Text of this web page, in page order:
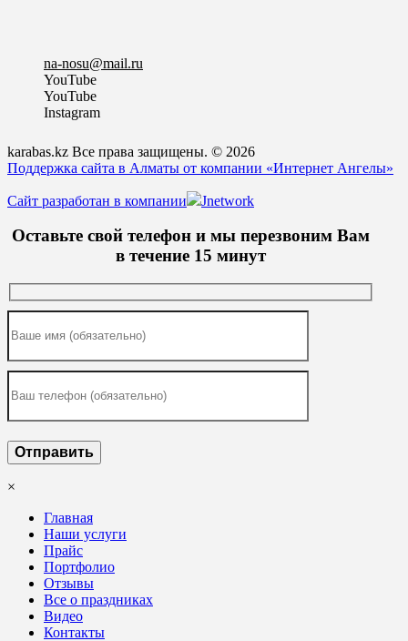
na-nosu@mail.ru
YouTube
YouTube
Instagram
karabas.kz Все права защищены. © 2026
Поддержка сайта в Алматы от компании «Интернет Ангелы»
Сайт разработан в компании Jnetwork
Оставьте свой телефон и мы перезвоним Вам
в течение 15 минут
×
Главная
Наши услуги
Прайс
Портфолио
Отзывы
Все о праздниках
Видео
Контакты